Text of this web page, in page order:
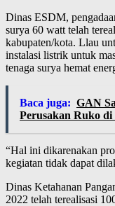
Dinas ESDM,
surya 60 watt telah
kabupaten/kota. Llau
instalasi listrik untuk
tenaga surya hemat
Baca juga: GAN
Perusakan Ruko
“Hal ini dikarenakan
kegiatan tidak dapat
Dinas Ketahanan
2022 telah terealisasi